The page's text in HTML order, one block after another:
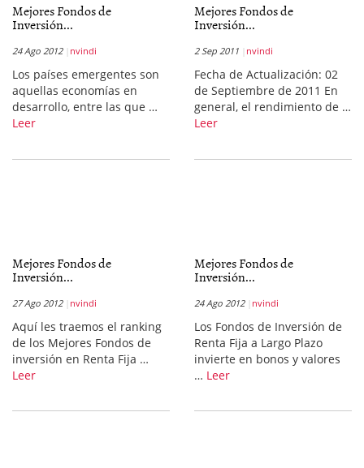
Mejores Fondos de
Inversión...
24 Ago 2012 nvindi
Los países emergentes son
aquellas economías en
desarrollo, entre las que …
Leer
Mejores Fondos de
Inversión...
2 Sep 2011 nvindi
Fecha de Actualización: 02
de Septiembre de 2011 En
general, el rendimiento de …
Leer
Mejores Fondos de
Inversión...
27 Ago 2012 nvindi
Aquí les traemos el ranking
de los Mejores Fondos de
inversión en Renta Fija …
Leer
Mejores Fondos de
Inversión...
24 Ago 2012 nvindi
Los Fondos de Inversión de
Renta Fija a Largo Plazo
invierte en bonos y valores
… Leer